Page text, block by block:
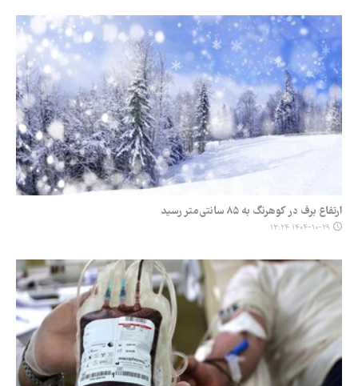
ارتفاع برف در کوهرنگ به ۸۵ سانتی‌متر رسید
۱۴۰۴-۱۰-۲۹ ۱۳:۲۴